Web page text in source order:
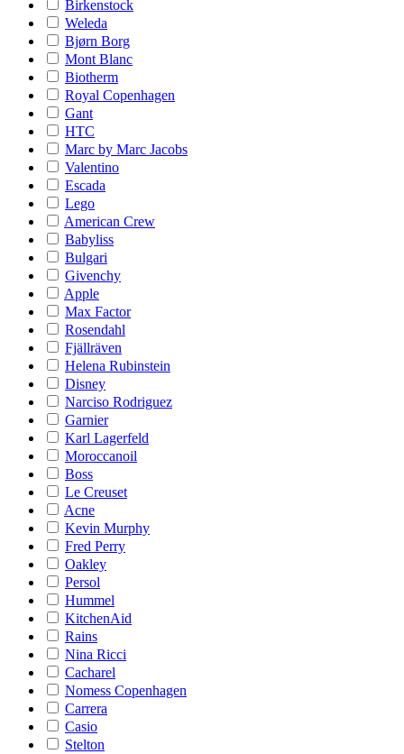
Birkenstock
Weleda
Bjørn Borg
Mont Blanc
Biotherm
Royal Copenhagen
Gant
HTC
Marc by Marc Jacobs
Valentino
Escada
Lego
American Crew
Babyliss
Bulgari
Givenchy
Apple
Max Factor
Rosendahl
Fjällräven
Helena Rubinstein
Disney
Narciso Rodriguez
Garnier
Karl Lagerfeld
Moroccanoil
Boss
Le Creuset
Acne
Kevin Murphy
Fred Perry
Oakley
Persol
Hummel
KitchenAid
Rains
Nina Ricci
Cacharel
Nomess Copenhagen
Carrera
Casio
Stelton